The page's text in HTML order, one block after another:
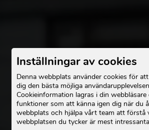
Inställningar av cookies
Denna webbplats använder cookies för
dig den bästa möjliga
Cookieinformation lagras i din
funktioner som att känna igen dig när du
webbplats och hjälpa vårt team att förstå
webbplatsen du tycker är mest